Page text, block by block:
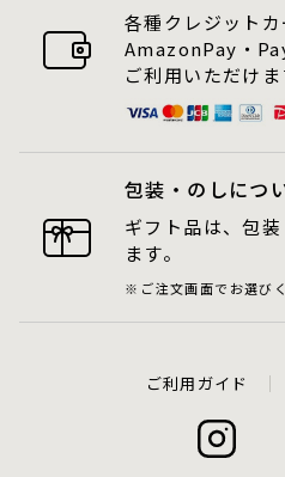
各種クレジットカ
AmazonPay・
ご利用いただけま
包装・のしにつ
ギフト品は、包
ます。
ご注文画面でお選び
ご利用ガイド